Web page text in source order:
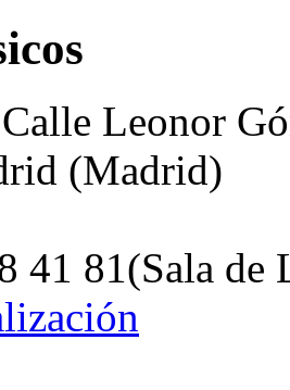
Calle Leonor
(Madrid)
41 81(Sala de